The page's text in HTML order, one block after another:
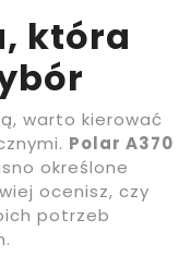
która
warto kierować
Polar A370
określone
ocenisz, czy
potrzeb